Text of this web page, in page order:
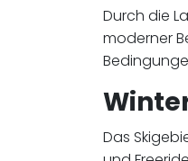
Durch die
moderner
Das